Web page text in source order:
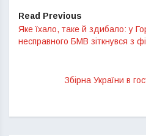
Read Previous
Яке їхало, таке й здибало: у
несправного БМВ зіткнувся з
Збірна України в